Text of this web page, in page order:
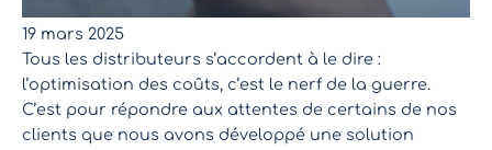
19 mars 2025
Tous les distributeurs s’accordent à le dire :
l’optimisation des coûts, c’est le nerf de la guerre.
C’est pour répondre aux attentes de certains de nos
clients que nous avons développé une solution